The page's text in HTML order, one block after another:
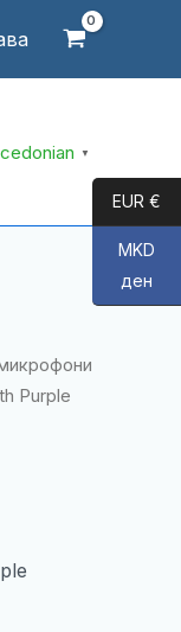
▼
Purple
EUR €
MKD
ден